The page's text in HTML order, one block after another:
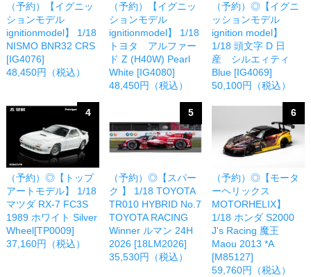
（予約）【イグニッ
ションモデル
ignitionmodel】 1/18
NISMO BNR32 CRS
[IG4076]
48,450円（税込）
（予約）【イグニッ
ションモデル
ignitionmodel】 1/18
トヨタ アルファー
ド Z (H40W) Pearl
White [IG4080]
48,450円（税込）
（予約）◎【イグニ
ッションモデル
ignition model】
1/18 頭文字 D 日
産 シルエィティ
Blue [IG4069]
50,100円（税込）
4
（予約）◎【トップ
アートモデル】 1/18
マツダ RX-7 FC3S
1989 ホワイト Silver
Wheel[TP0009]
37,160円（税込）
5
（予約）◎【スパー
ク 】 1/18 TOYOTA
TR010 HYBRID No.7
TOYOTA RACING
Winner ルマン 24H
2026 [18LM2026]
35,530円（税込）
6
（予約）◎【モータ
ーヘリックス
MOTORHELIX】
1/18 ホンダ S2000
J's Racing 魔王
Maou 2013 *A
[M85127]
59,760円（税込）